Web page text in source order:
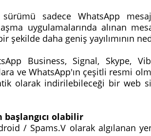
sadece WhatsApp
uygulamalarında alınan
şekilde daha geniş yayılımının
Business, Signal, Skype,
ve WhatsApp'ın çeşitli resmi
olarak indirilebileceği bir web
başlangıcı olabilir
/ Spams.V olarak algılanan